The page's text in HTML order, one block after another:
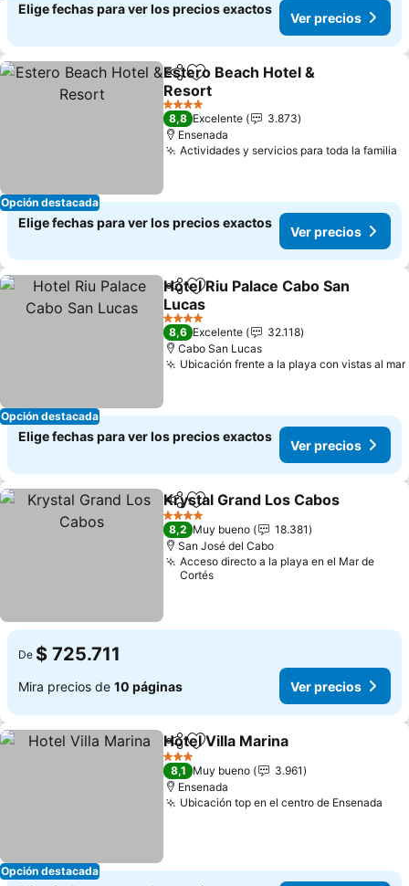
Elige fechas para ver los precios exactos
Ver precios
Opción destacada
CompartirAgregar a favoritos
Estero Beach Hotel &
Resort
Ver precios
4 Estrellas
8,8 Excelente
3.873
Ensenada
Actividades y servicios para toda la familia
Elige fechas para ver los precios exactos
Ver precios
Opción destacada
CompartirAgregar a favoritos
Hotel Riu Palace Cabo San
Lucas
Ver precios
4 Estrellas
8,6 Excelente
32.118
Cabo San Lucas
Ubicación frente a la playa con vistas al mar
Elige fechas para ver los precios exactos
Ver precios
CompartirAgregar a favoritos
Krystal Grand Los Cabos
4 Estrellas
8,2 Muy bueno
18.381
San José del Cabo
Acceso directo a la playa en el Mar de
Cortés
De $ 725.711
Mira precios de 10 páginas Ver precios
Opción destacada
CompartirAgregar a favoritos
Hotel Villa Marina
3 Estrellas
8,1 Muy bueno
3.961
Ensenada
Ubicación top en el centro de Ensenada